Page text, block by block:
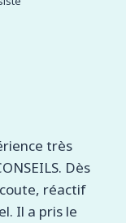
très
Dès
réactif
Il a pris le